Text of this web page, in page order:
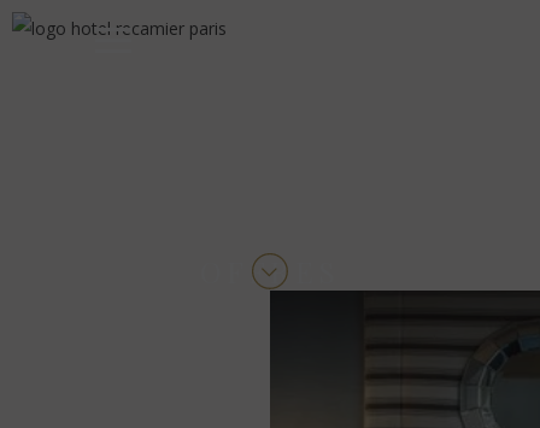
OFFRES